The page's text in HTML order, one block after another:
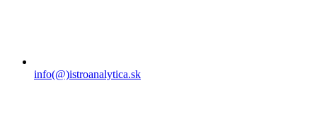
info(@)istroanalytica.sk